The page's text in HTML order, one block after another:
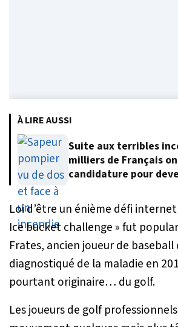
À LIRE AUSSI
Suite aux terribles
milliers de Français
candidature pour
Loi d’être un énième défi
Ice bucket challenge » fut
Frates, ancien joueur de
diagnostiqué de la maladie en
pourtant originaire… du golf.
Les joueurs de golf